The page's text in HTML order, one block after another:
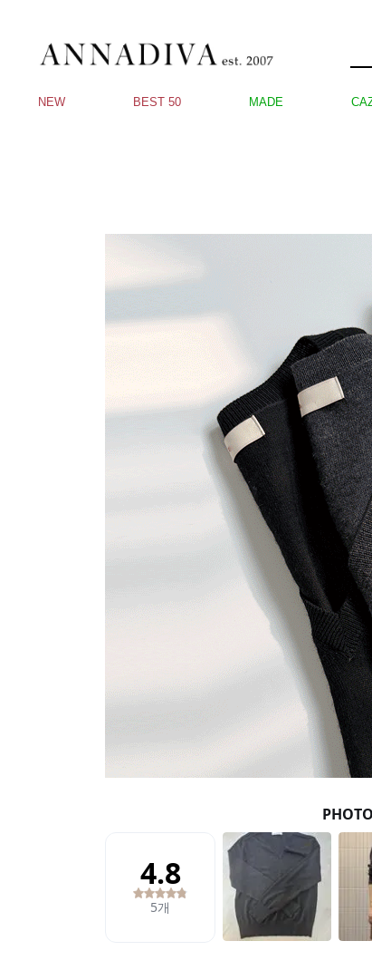
NEW BEST 50 MADE